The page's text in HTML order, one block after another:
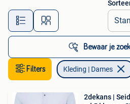
Alle afstanden…
Bewaar je
Filters Kleding | Dames
2dekans |